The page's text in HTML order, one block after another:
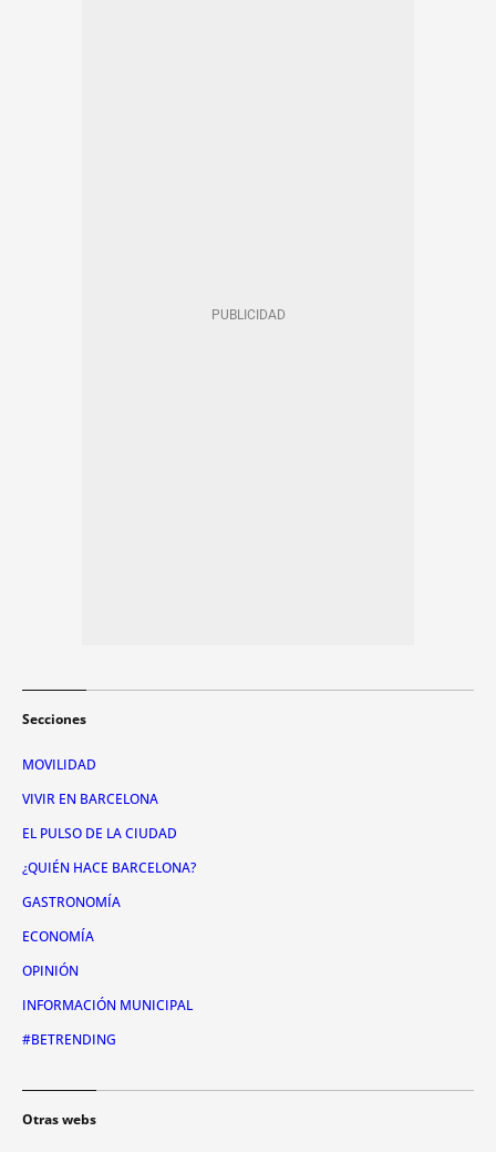
Secciones
MOVILIDAD
VIVIR EN BARCELONA
EL PULSO DE LA CIUDAD
¿QUIÉN HACE BARCELONA?
GASTRONOMÍA
ECONOMÍA
OPINIÓN
INFORMACIÓN MUNICIPAL
#BETRENDING
Otras webs